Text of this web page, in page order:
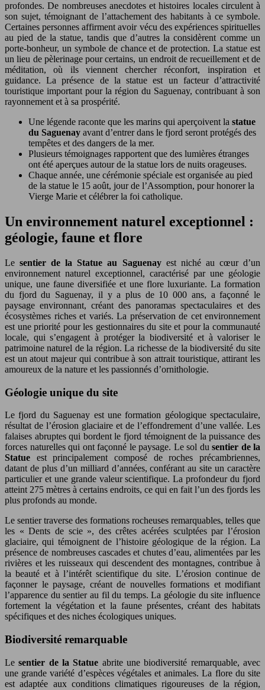
profondes. De nombreuses anecdotes et histoires locales circulent à
son sujet, témoignant de l’attachement des habitants à ce symbole.
Certaines personnes affirment avoir vécu des expériences spirituelles
au pied de la statue, tandis que d’autres la considèrent comme un
porte-bonheur, un symbole de chance et de protection. La statue est
un lieu de pèlerinage pour certains, un endroit de recueillement et de
méditation, où ils viennent chercher réconfort, inspiration et
guidance. La présence de la statue est un facteur d’attractivité
touristique important pour la région du Saguenay, contribuant à son
rayonnement et à sa prospérité.
Une légende raconte que les marins qui aperçoivent la statue
du Saguenay avant d’entrer dans le fjord seront protégés des
tempêtes et des dangers de la mer.
Plusieurs témoignages rapportent que des lumières étranges
ont été aperçues autour de la statue lors de nuits orageuses.
Chaque année, une cérémonie spéciale est organisée au pied
de la statue le 15 août, jour de l’Assomption, pour honorer la
Vierge Marie et célébrer la foi catholique.
Un environnement naturel exceptionnel :
géologie, faune et flore
Lesentier de la Statue au Saguenay est niché au cœur d’un
environnement naturel exceptionnel, caractérisé par une géologie
unique, une faune diversifiée et une flore luxuriante. La formation
du fjord du Saguenay, il y a plus de 10 000 ans, a façonné le
paysage environnant, créant des panoramas spectaculaires et des
écosystèmes riches et variés. La préservation de cet environnement
est une priorité pour les gestionnaires du site et pour la communauté
locale, qui s’engagent à protéger la biodiversité et à valoriser le
patrimoine naturel de la région. La richesse de la biodiversité du site
est un atout majeur qui contribue à son attrait touristique, attirant les
amoureux de la nature et les passionnés d’ornithologie.
Géologie unique du site
Le fjord du Saguenay est une formation géologique spectaculaire,
résultat de l’érosion glaciaire et de l’effondrement d’une vallée. Les
falaises abruptes qui bordent le fjord témoignent de la puissance des
forces naturelles qui ont façonné le paysage. Le sol du sentier de la
Statue est principalement composé de roches précambriennes,
datant de plus d’un milliard d’années, conférant au site un caractère
particulier et une grande valeur scientifique. La profondeur du fjord
atteint 275 mètres à certains endroits, ce qui en fait l’un des fjords les
plus profonds au monde.
Le sentier traverse des formations rocheuses remarquables, telles que
les « Dents de scie », des crêtes acérées sculptées par l’érosion
glaciaire, qui témoignent de l’histoire géologique de la région. La
présence de nombreuses cascades et chutes d’eau, alimentées par les
rivières et les ruisseaux qui descendent des montagnes, contribue à
la beauté et à l’intérêt scientifique du site. L’érosion continue de
façonner le paysage, créant de nouvelles formations et modifiant
l’apparence du sentier au fil du temps. La géologie du site influence
fortement la végétation et la faune présentes, créant des habitats
spécifiques et des niches écologiques uniques.
Biodiversité remarquable
Lesentier de la Statue abrite une biodiversité remarquable, avec
une grande variété d’espèces végétales et animales. La flore du site
est adaptée aux conditions climatiques rigoureuses de la région,